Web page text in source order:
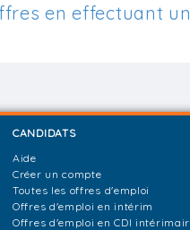
en effectuant
CANDIDATS
Aide
Créer un compte
Toutes les offres d'emploi
Offres d'emploi en intérim
Offres d'emploi en CDI